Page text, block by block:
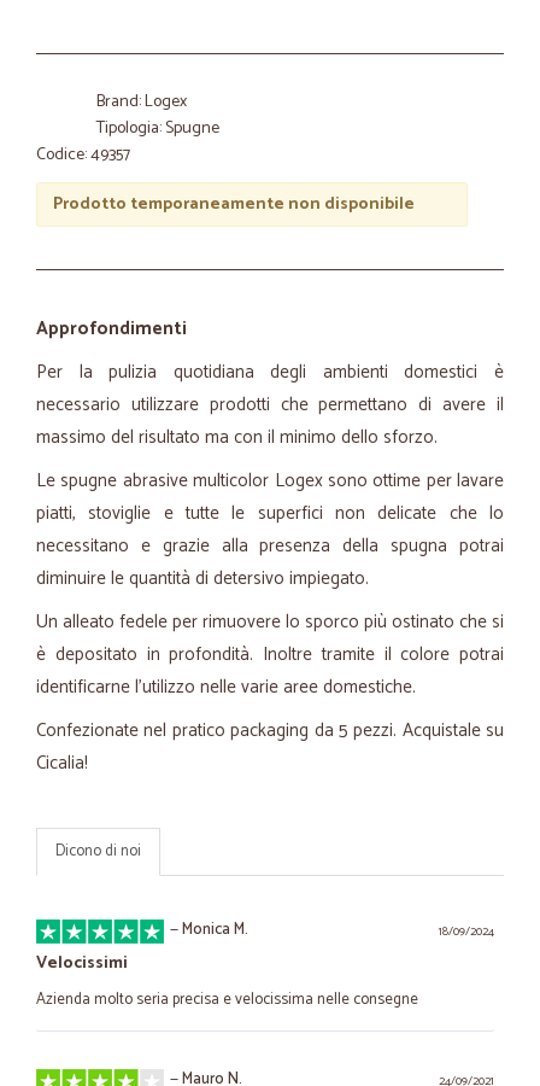
Brand: Logex
Tipologia: Spugne
Codice: 49357
Prodotto temporaneamente non disponibile
Approfondimenti
Per la pulizia quotidiana degli ambienti domestici è
necessario utilizzare prodotti che permettano di avere il
massimo del risultato ma con il minimo dello sforzo.
Le spugne abrasive multicolor Logex sono ottime per lavare
piatti, stoviglie e tutte le superfici non delicate che lo
necessitano e grazie alla presenza della spugna potrai
diminuire le quantità di detersivo impiegato.
Un alleato fedele per rimuovere lo sporco più ostinato che si
è depositato in profondità. Inoltre tramite il colore potrai
identificarne l'utilizzo nelle varie aree domestiche.
Confezionate nel pratico packaging da 5 pezzi. Acquistale su
Cicalia!
Dicono di noi
18/09/2024
—Monica M.
Velocissimi
Azienda molto seria precisa e velocissima nelle consegne
24/09/2021
—Mauro N.